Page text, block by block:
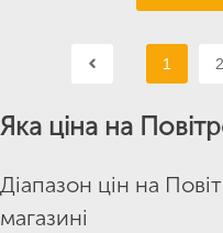
1 2
Яка ціна на
Діапазон цін на
магазині